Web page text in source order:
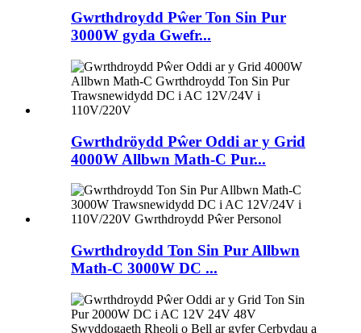
Gwrthdroydd Pŵer Ton Sin Pur
3000W gyda Gwefr...
Gwrthdröydd Pŵer Oddi ar y Grid
4000W Allbwn Math-C Pur...
Gwrthdroydd Ton Sin Pur Allbwn
Math-C 3000W DC ...